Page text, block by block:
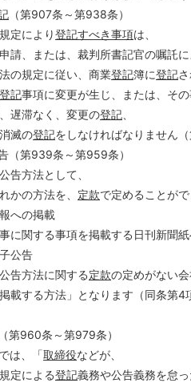
（第907条～第938条）
定により登記すべき事項は、
、または、裁判所書記官の嘱託に
法の規定に従い、商業登記簿に登記
登記事項に変更が生じ、または、その
滞なく、変更の登記
滅の登記をしなければなりません（
第939条～第959条）
方法として、
の方法を、 定款で定めることが
の掲載
する事項を掲載する日刊新聞紙
告
方法に関する定款の定めがない会
する方法」となります（同条第4
（第960条～第979条）
は、「取締役などが、
定による登記義務や公告義務を怠っ